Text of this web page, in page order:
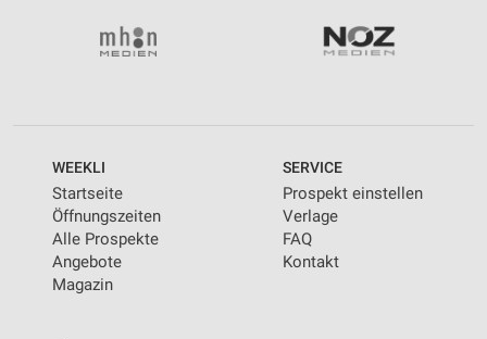
WEEKLI
Startseite
Öffnungszeiten
Alle Prospekte
Angebote
Magazin
SERVICE
Prospekt einstellen
Verlage
FAQ
Kontakt